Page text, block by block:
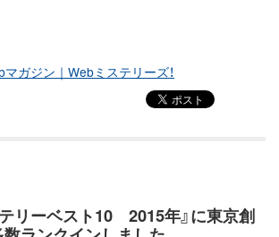
ガジン｜Webミステリーズ！
リーベスト10 2015年』に東京創